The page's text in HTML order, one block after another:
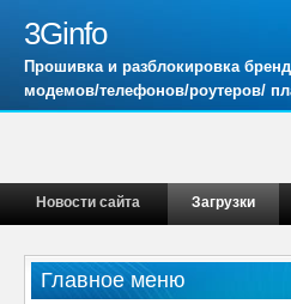
3Ginfo
Прошивка и разблокировка
модемов/телефонов/роутеров/
Новости сайта Загрузки
Главное меню